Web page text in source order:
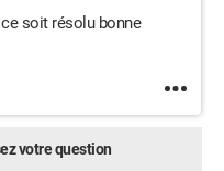
soit résolu bonne
votre question